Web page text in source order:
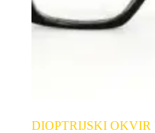
DIOPTRIJSKI OKVIR